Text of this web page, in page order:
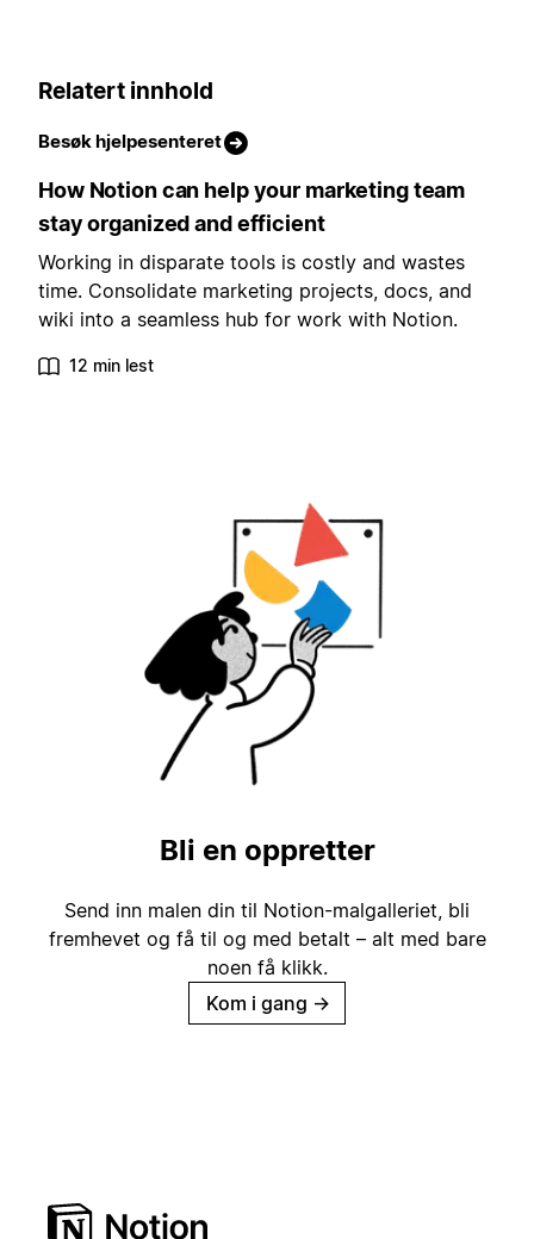
Relatert innhold
Besøk hjelpesenteret
How Notion can help your marketing team
stay organized and efficient
Working in disparate tools is costly and wastes
time. Consolidate marketing projects, docs, and
wiki into a seamless hub for work with Notion.
12 min lest
Bli en oppretter
Send inn malen din til Notion-malgalleriet, bli
fremhevet og få til og med betalt – alt med bare
noen få klikk.
Kom i gang →